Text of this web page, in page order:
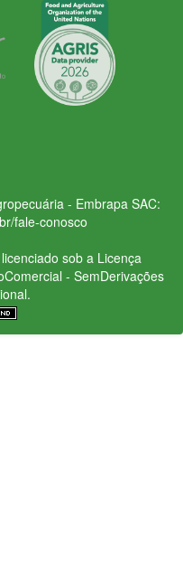
- Embrapa SAC:
fale-conosco
sob a Licença
- SemDerivações